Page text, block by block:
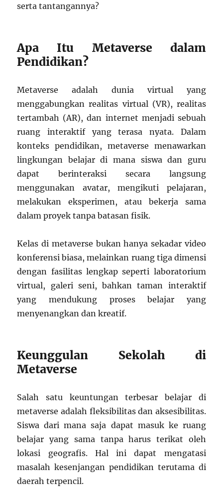
serta tantangannya?
Apa Itu Metaverse dalam
Pendidikan?
Metaverse adalah dunia virtual yang
menggabungkan realitas virtual (VR), realitas
tertambah (AR), dan internet menjadi sebuah
ruang interaktif yang terasa nyata. Dalam
konteks pendidikan, metaverse menawarkan
lingkungan belajar di mana siswa dan guru
dapat berinteraksi secara langsung
menggunakan avatar, mengikuti pelajaran,
melakukan eksperimen, atau bekerja sama
dalam proyek tanpa batasan fisik.
Kelas di metaverse bukan hanya sekadar video
konferensi biasa, melainkan ruang tiga dimensi
dengan fasilitas lengkap seperti laboratorium
virtual, galeri seni, bahkan taman interaktif
yang mendukung proses belajar yang
menyenangkan dan kreatif.
Keunggulan Sekolah di
Metaverse
Salah satu keuntungan terbesar belajar di
metaverse adalah fleksibilitas dan aksesibilitas.
Siswa dari mana saja dapat masuk ke ruang
belajar yang sama tanpa harus terikat oleh
lokasi geografis. Hal ini dapat mengatasi
masalah kesenjangan pendidikan terutama di
daerah terpencil.